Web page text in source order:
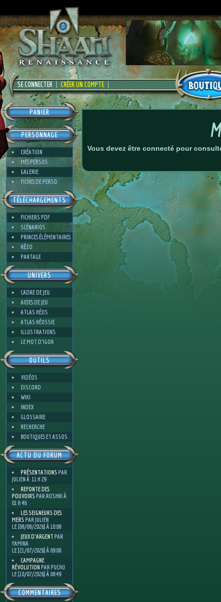
SE CONNECTER CRÉER UN COMPTE
PANIER
PERSONNAGE
CRÉATION
MES PERSOS
GALERIE
FICHES DE PERSO
TÉLÉCHARGEMENTS
FICHIERS PDF
SCÉNARIOS
PRINCES ÉLÉMENTAIRES
RÉZO
PARTAGE
UNIVERS
CADRE DE JEU
AIDES DE JEU
ATLAS HÉOS
ATLAS HÉOSSIE
ILLUSTRATIONS
LE MOT D'IGOR
OUTILS
VIDÉOS
DISCORD
WIKI
INDEX
GLOSSAIRE
RECHERCHE
BOUTIQUES ET ASSOS
ACTU DU FORUM
PRÉSENTATIONS PAR
JULIEN À 11 H 29
REFONTE DES
POUVOIRS PAR ROSHNI À
01 H 46
LES SEIGNEURS DES
MERS PAR JULIEN
LE [08/08/2026] À 10:08
JEUX D'ARGENT PAR
YAMINA
LE [21/07/2026] À 09:00
CAMPAGNE
RÉVOLUTION PAR PUCHU
LE [10/07/2026] À 08:49
COMMENTAIRES
Vous devez être connecté pour